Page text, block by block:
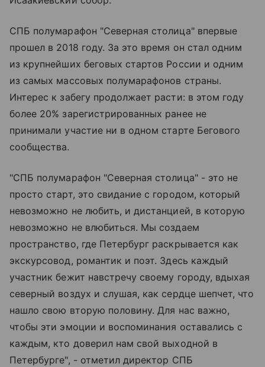
СПБ полумарафон "Северная столица" впервые
прошел в 2018 году. За это время он стал одним
из крупнейших беговых стартов России и одним
из самых массовых полумарафонов страны.
Интерес к забегу продолжает расти: в этом году
более 20% зарегистрированных ранее не
принимали участие ни в одном старте Бегового
сообщества.
"СПБ полумарафон "Северная столица" - это не
просто старт, это свидание с городом, который
невозможно не любить, и дистанцией, в которую
невозможно не влюбиться. Мы создаем
пространство, где Петербург раскрывается как
экскурсовод, романтик и поэт. Здесь каждый
участник бежит навстречу своему городу, вдыхая
северный воздух и слушая, как сердце шепчет, что
нашло свою вторую половину. Для нас важно,
чтобы эти эмоции и воспоминания оставались с
каждым, кто доверил нам свой выходной в
Петербурге", - отметил директор СПБ